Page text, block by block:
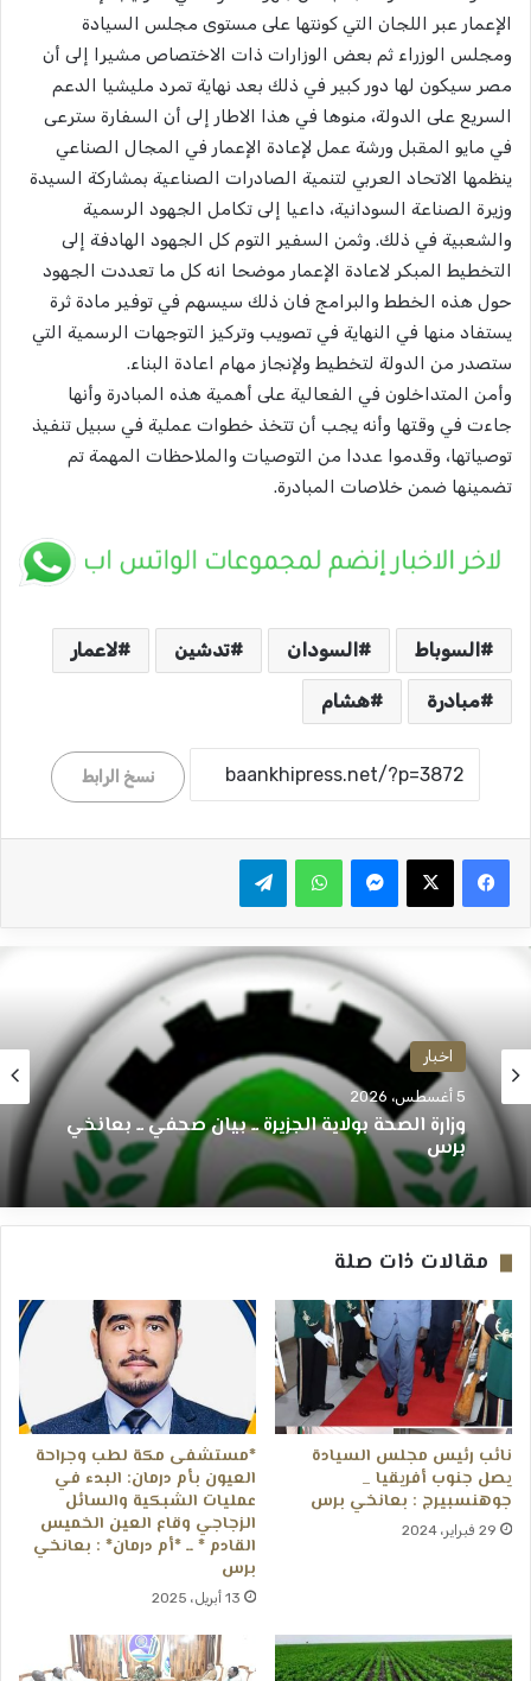
الإعمار عبر اللجان التي كونتها على مستوى مجلس السيادة
ومجلس الوزراء ثم بعض الوزارات ذات الاختصاص مشيرا إلى أن
مصر سيكون لها دور كبير في ذلك بعد نهاية تمرد مليشيا الدعم
السريع على الدولة، منوها في هذا الاطار إلى أن السفارة سترعى
في مايو المقبل ورشة عمل لإعادة الإعمار في المجال الصناعي
ينظمها الاتحاد العربي لتنمية الصادرات الصناعية بمشاركة السيدة
وزيرة الصناعة السودانية، داعيا إلى تكامل الجهود الرسمية
والشعبية في ذلك. وثمن السفير التوم كل الجهود الهادفة إلى
التخطيط المبكر لاعادة الإعمار موضحا انه كل ما تعددت الجهود
حول هذه الخطط والبرامج فان ذلك سيسهم في توفير مادة ثرة
يستفاد منها في النهاية في تصويب وتركيز التوجهات الرسمية التي
ستصدر من الدولة لتخطيط ولإنجاز مهام اعادة البناء.
وأمن المتداخلون في الفعالية على أهمية هذه المبادرة وأنها
جاءت في وقتها وأنه يجب أن تتخذ خطوات عملية في سبيل تنفيذ
توصياتها، وقدموا عددا من التوصيات والملاحظات المهمة تم
تضمينها ضمن خلاصات المبادرة.
السوباط السودان تدشين لاعمار
مبادرة هشام
نسخ الرابط
واتساب
اخبار
5 أغسطس، 2026
وزارة الصحة بولاية الجزيرة ــ بيان صحفي ــ بعانخي
برس
مقالات ذات صلة
نائب رئيس مجلس السيادة
يصل جنوب أفريقيا _
جوهنسبيرج : بعانخي برس
29 فبراير، 2024
*مستشفى مكة لطب وجراحة
العيون بأم درمان: البدء في
عمليات الشبكية والسائل
الزجاجي وقاع العين الخميس
القادم * ــ *أم درمان* : بعانخي
برس
13 أبريل، 2025